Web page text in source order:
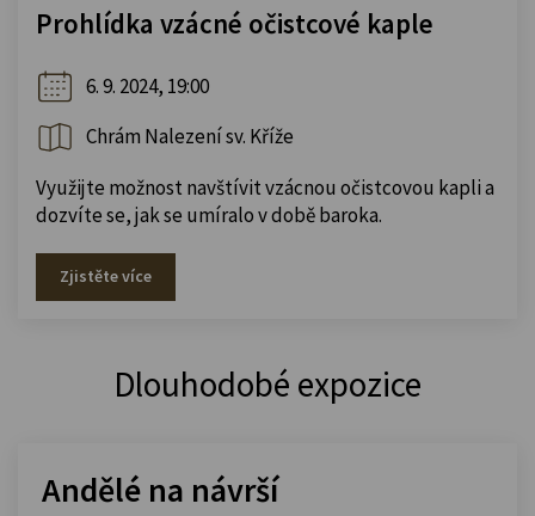
Prohlídka vzácné očistcové kaple
6. 9. 2024, 19:00
Chrám Nalezení sv. Kříže
Využijte možnost navštívit vzácnou očistcovou kapli a
dozvíte se, jak se umíralo v době baroka.
Zjistěte více
Dlouhodobé expozice
Andělé na návrší